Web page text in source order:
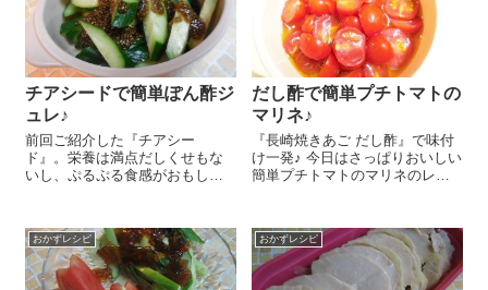
チアシードで簡単ぽん酢ジ
ュレ♪
前回ご紹介した『チアシー
ド』。栄養は満点だしくせもな
いし、ぷるぷる食感がおもしろ
▽ﾟ*) 今日は簡単ぽん酢ジュレを
作ってみましたよ～😉 作り方は
とーっても簡単です！お好みの
ぽ...
だし酢で簡単プチトマトの
マリネ♪
『長崎焼きあご だし酢』で味付
け一発♪ 今日はさっぱりおいしい
簡単プチトマトのマリネのレシ
オリーブオイル 大さじ1、『長
崎焼きあご だし酢』 大さじ4、
メー...
おかずレシピ おかずレシピ